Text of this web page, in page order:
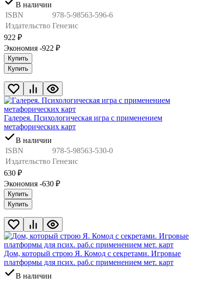
В наличии
ISBN
978-5-98563-596-6
Издательство Генезис
922 ₽
Экономия -922 ₽
Купить
Купить
Галерея. Психологическая игра с применением
метафорических карт
В наличии
ISBN
978-5-98563-530-0
Издательство Генезис
630 ₽
Экономия -630 ₽
Купить
Купить
Дом, который строю Я. Комод с секретами. Игровые
платформы для псих. раб.с применением мет. карт
В наличии